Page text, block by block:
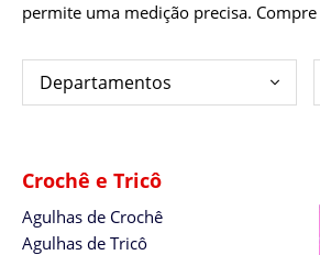
permite uma medição precisa.
Crochê e Tricô
Agulhas de Crochê
Agulhas de Tricô